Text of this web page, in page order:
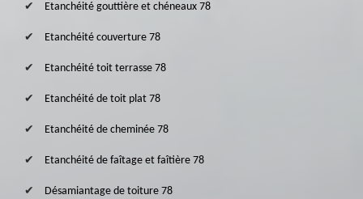
Etanchéité gouttière et chéneaux 78
Etanchéité couverture 78
Etanchéité toit terrasse 78
Etanchéité de toit plat 78
Etanchéité de cheminée 78
Etanchéité de faîtage et faîtière 78
Désamiantage de toiture 78